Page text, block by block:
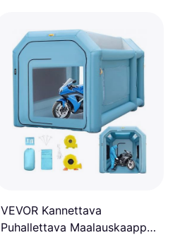
VEVOR Kannettava
Puhallettava Maalauskaappi